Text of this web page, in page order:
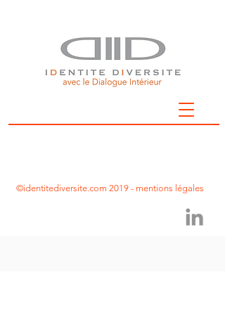
©identitediversite.com 2019 - mentions légales